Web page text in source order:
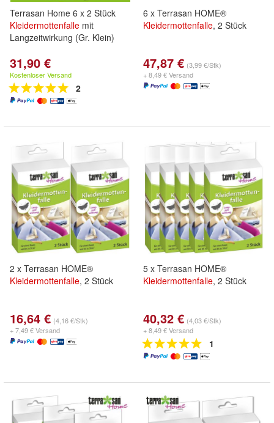
Terrasan Home 6 x 2 Stück
Kleidermottenfalle mit
Langzeitwirkung (Gr. Klein)
31,90 €
Kostenloser Versand
2
6 x Terrasan HOME®
Kleidermottenfalle, 2 Stück
47,87 € (3,99 €/Stk)
+ 8,49 € Versand
2 x Terrasan HOME®
Kleidermottenfalle, 2 Stück
16,64 € (4,16 €/Stk)
+ 7,49 € Versand
5 x Terrasan HOME®
Kleidermottenfalle, 2 Stück
40,32 € (4,03 €/Stk)
+ 8,49 € Versand
1